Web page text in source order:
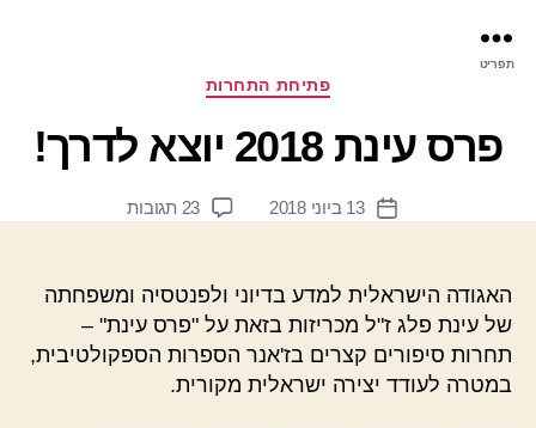
תפריט
קטגוריות
פתיחת התחרות
פרס עינת 2018 יוצא לדרך!
תאריך
13 ביוני 2018 23 תגובות
על
2018
לדרך!
האגודה הישראלית למדע בדיוני ולפנטסיה ומשפחתה
של עינת פלג ז"ל מכריזות בזאת על "פרס עינת" –
תחרות סיפורים קצרים בז'אנר הספרות הספקולטיבית,
במטרה לעודד יצירה ישראלית מקורית.